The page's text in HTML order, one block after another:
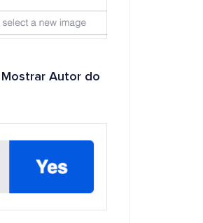
Mostrar Autor do